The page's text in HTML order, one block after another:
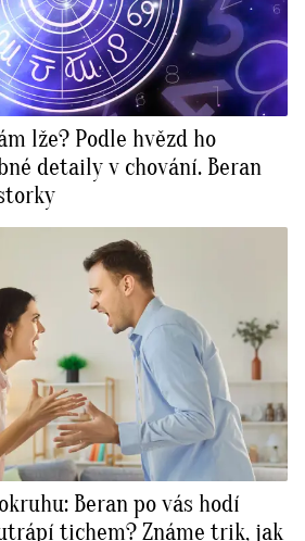
lže? Podle hvězd ho
detaily v chování. Beran
Beran po vás hodí
tichem? Známe trik, jak